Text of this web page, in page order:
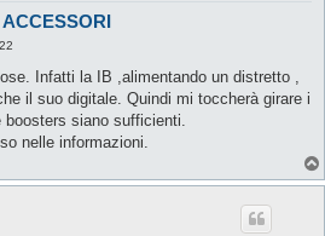
Infatti la IB ,alimentando un distretto ,
il suo digitale. Quindi mi toccherà girare i
siano sufficienti.
nelle informazioni.